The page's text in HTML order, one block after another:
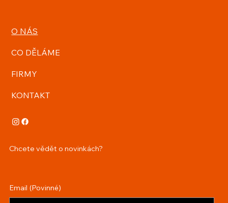
O NÁS
CO DĚLÁME
FIRMY
KONTAKT
Chcete vědět o novinkách?
Email (Povinné)